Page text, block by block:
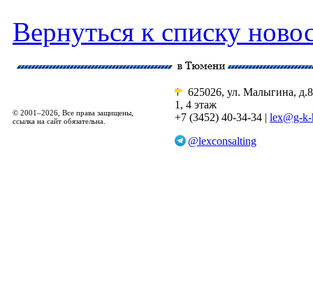
Вернуться к списку
© 2001–2026, Все права защищены,
ссылка на сайт обязательна.
625026, ул. Малыгина,
1, 4 этаж
+7 (3452) 40-34-34 | lex@g-
@lexconsalting